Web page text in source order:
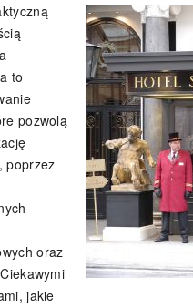
to
pozwolą
poprzez
oraz
jakie